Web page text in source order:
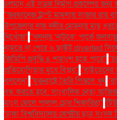
চলমান এই সড়ক নির্মাণ প্রকল্পের জন্য
''অরফানেজ ট্রাস্ট মামলায় সাজার রায়
উপজেলার নাফ নদীর মোহনায় মাছ
নিখোঁজ'' ''খুলনায় ‘নাটুকে’ পার্কে
নামতে না পেরে ৬ ফ্লাইট diverted
জিডিপি প্রবৃদ্ধি ৪ শতাংশ হতে পারে''
প্রতিযোগিতার মুখে বিপ্লব'' ''বাইডেনের
বললেন'' ''যুক্তরাষ্ট্রে তৈরি পিস্তলে খুন
বন্ধ করতে হবে: সাংবাদিক নেতা
মাংস ফেলে পালাল চোর শিকারিরা''
'ঢাকা বিশ্ববিদ্যালয় কেন্দ্রীয় ছাত্র সংসদ